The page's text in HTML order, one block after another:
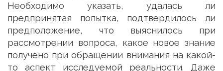
Необходимо указать, удалась ли
предпринятая попытка, подтвердилось ли
предположение, что выяснилось при
рассмотрении вопроса, какое новое знание
получено при обращении внимания на какой-
то аспект исследуемой реальности. Даже